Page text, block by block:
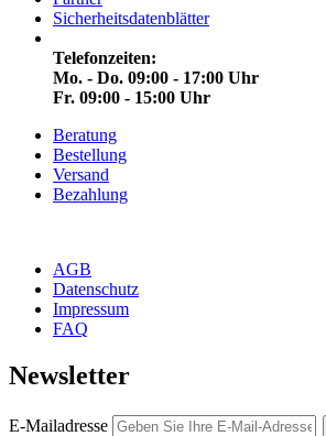
Sicherheitsdatenblätter
Telefonzeiten:
Mo. - Do. 09:00 - 17:00 Uhr
Fr. 09:00 - 15:00 Uhr
Beratung
Bestellung
Versand
Bezahlung
AGB
Datenschutz
Impressum
FAQ
Newsletter
E-Mailadresse